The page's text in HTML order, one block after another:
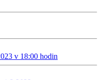
v 18:00 hodin